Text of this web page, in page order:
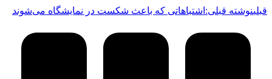
قبلینوشته قبلی: اشتباهاتی که باعث شکست در نمایشگاه می‌شوند